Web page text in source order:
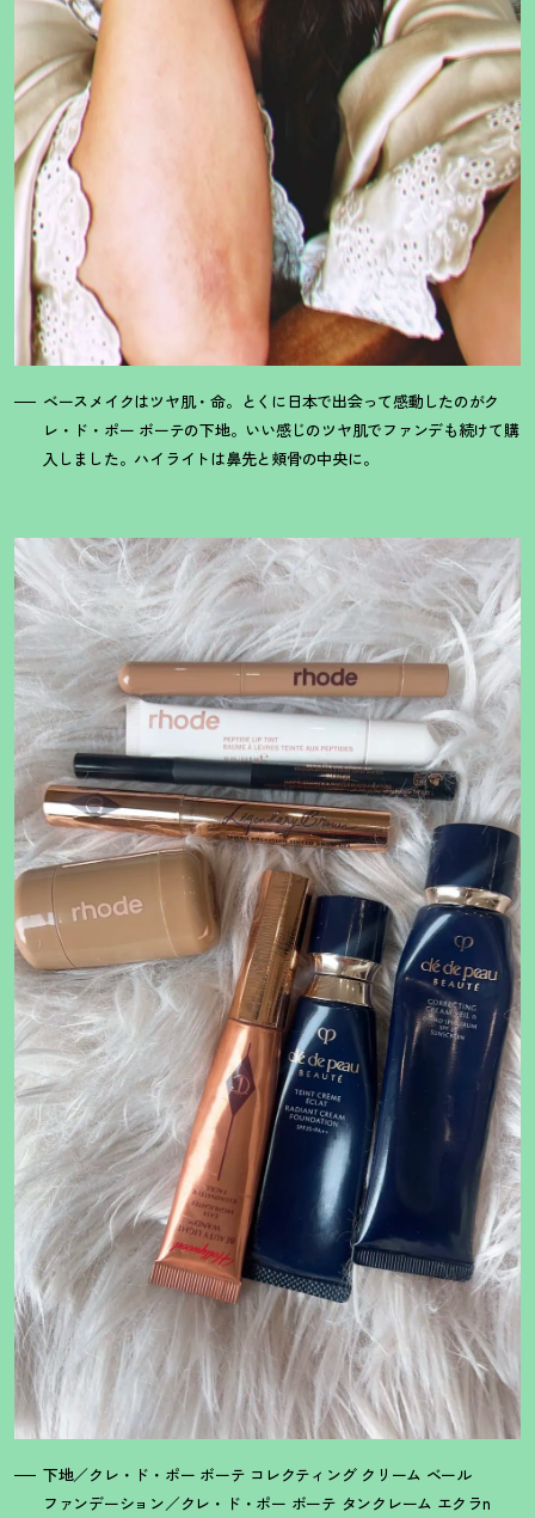
ベースメイクはツヤ肌・命。とくに日本で出会って感動したのがク
レ・ド・ポー ボーテの下地。いい感じのツヤ肌でファンデも続けて購
入しました。ハイライトは鼻先と頬骨の中央に。
下地／クレ・ド・ポー ボーテ コレクティング クリーム ベール
ファンデーション／クレ・ド・ポー ボーテ タンクレーム エクラn